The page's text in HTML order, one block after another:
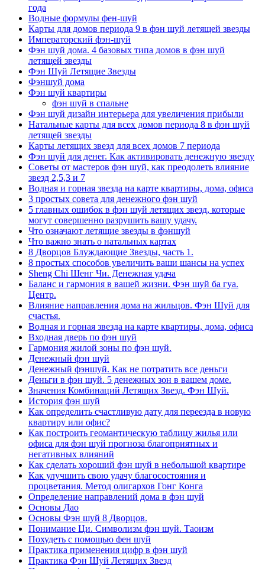
года
Водные формулы фен-шуй
Карты для домов периода 9 в фэн шуй летящей звезды
Императорский фэн-шуй
Фэн шуй дома. 4 базовых типа домов в фэн шуй
летящей звезды
Фэн Шуй Летящие Звезды
Фэншуй дома
Фэн шуй квартиры
фэн шуй в спальне
Фэн шуй дизайн интерьера для увеличения прибыли
Натальные карты для всех домов периода 8 в фэн шуй
летящей звезды
Карты летящих звезд для всех домов 7 периода
Фэн шуй для денег. Как активировать денежную звезду
Советы от мастеров фэн шуй, как преодолеть влияние
звезд 2,5,3 и 7
Водная и горная звезда на карте квартиры, дома, офиса
3 простых совета для денежного фэн шуй
5 главных ошибок в фэн шуй летящих звезд, которые
могут совершенно разрушить вашу удачу.
Что означают летящие звезды в фэншуй
Что важно знать о натальных картах
8 Дворцов Блуждающие Звезды, часть 1.
8 простых способов увеличить ваши шансы на успех
Sheng Chi Шенг Чи. Денежная удача
Баланс и гармония в вашей жизни. Фэн шуй ба гуа.
Центр.
Влияние направления дома на жильцов. Фэн Шуй для
счастья.
Водная и горная звезда на карте квартиры, дома, офиса
Входная дверь по фэн шуй
Гармония жилой зоны по фэн шуй.
Денежный фэн шуй
Денежный фэншуй. Как не потратить все деньги
Деньги в фэн шуй. 5 денежных зон в вашем доме.
Значения Комбинаций Летящих Звезд. Фэн Шуй.
История фэн шуй
Как определить счастливую дату для переезда в новую
квартиру или офис?
Как построить геомантическую таблицу жилья или
офиса для фэн шуй прогноза благоприятных и
негативных влияний
Как сделать хороший фэн шуй в небольшой квартире
Как улучшить свою удачу благосостояния и
процветания. Метод олигархов Гонг Конга
Определение направлений дома в фэн шуй
Основы Дао
Основы Фэн шуй 8 Дворцов.
Понимание Ци. Символизм фэн шуй. Таоизм
Похудеть с помощью фен шуй
Практика применения цифр в фэн шуй
Практика Фэн Шуй Летящих Звезд